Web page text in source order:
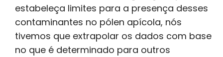
estabeleça limites para a presença desses
contaminantes no pólen apícola, nós
tivemos que extrapolar os dados com base
no que é determinado para outros